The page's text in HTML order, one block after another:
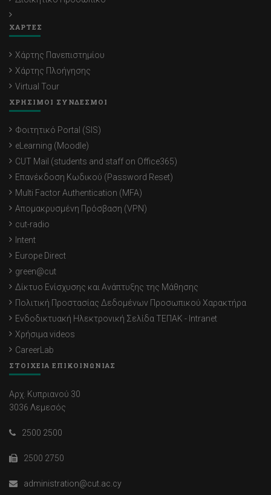
ΧΑΡΤΕΣ
Χάρτης Πανεπιστημίου
Χάρτης Πλοήγησης
Virtual Tour
ΧΡΗΣΙΜΟΙ ΣΥΝΔΕΣΜΟΙ
Φοιτητικό Portal (SIS)
eLearning (Moodle)
CUT Mail (students and staff on Office365)
Επανέκδοση Κωδικού (Password Reset)
Multi Factor Authentication (MFA)
Απομακρυσμένη Πρόσβαση (VPN)
cut-radio
Intent
Europe Direct
green@cut
Δίκτυο Ενίσχυσης και Ανάπτυξης της Μάθησης
Πολιτική Προστασίας Δεδομένων Προσωπικού Χαρακτήρα
Ενδοδικτυακή Ηλεκτρονική Σελίδα ΤΕΠΑΚ - Intranet
Χρήσιμα videos
CareerLab
ΣΤΟΙΧΕΙΑ ΕΠΙΚΟΙΝΩΝΙΑΣ
Αρχ. Κυπριανού 30
3036 Λεμεσός
2500 2500
2500 2750
administration@cut.ac.cy